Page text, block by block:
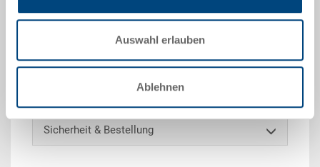
Auswahl erlauben
Ablehnen
Optionales Zubehör
Sonderanfertigungen - Unser Spezialgebiet
Sicherheit & Bestellung